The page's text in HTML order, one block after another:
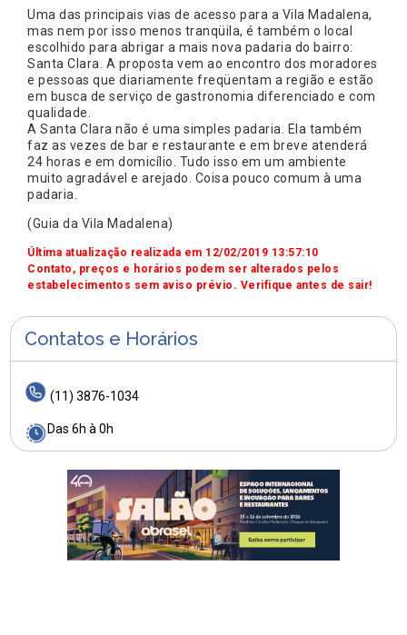
Uma das principais vias de acesso para a Vila Madalena,
mas nem por isso menos tranqüila, é também o local
escolhido para abrigar a mais nova padaria do bairro:
Santa Clara. A proposta vem ao encontro dos moradores
e pessoas que diariamente freqüentam a região e estão
em busca de serviço de gastronomia diferenciado e com
qualidade.
A Santa Clara não é uma simples padaria. Ela também
faz as vezes de bar e restaurante e em breve atenderá
24 horas e em domicílio. Tudo isso em um ambiente
muito agradável e arejado. Coisa pouco comum à uma
padaria.
(Guia da Vila Madalena)
Última atualização realizada em 12/02/2019 13:57:10
Contato, preços e horários podem ser alterados pelos
estabelecimentos sem aviso prévio. Verifique antes de sair!
Contatos e Horários
(11) 3876-1034
Das 6h à 0h